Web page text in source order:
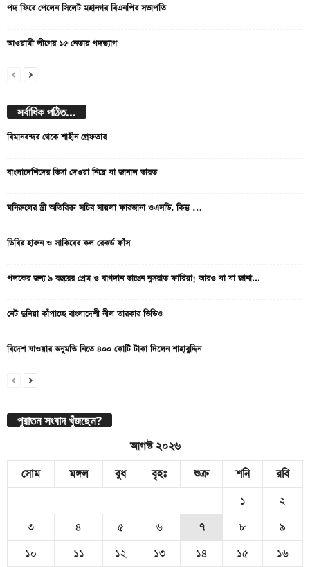
পদ ফিরে পেলেন সিলেট মহানগর বিএনপির সভাপতি
আওয়ামী লীগের ১৫ নেতার পদত্যাগ
সর্বাধিক পঠিত...
বিমানবন্দর থেকে শাহীন গ্রেফতার
বাংলাদেশিদের ভিসা দেওয়া নিয়ে যা জানাল ভারত
মনিরুলের স্ত্রী অতিরিক্ত সচিব সায়লা ফারজানা ওএসডি, কিন্তু …
ডিবির হারুন ও সাকিবের কল রেকর্ড ফাঁস
পলকের জন্য ৯ বছরের প্রেম ও বাগদান ভাঙেন নুসরাত ফারিয়া! আরও যা যা জানা...
নেট দুনিয়া কাঁপাচ্ছে বাংলাদেশী নীল তারকার ভিডিও
বিদেশ যাওয়ার অনুমতি নিতে ৪০০ কোটি টাকা দিলেন শাহাবুদ্দিন
পুরাতন সংবাদ খুঁজছেন?
আগস্ট ২০২৬
সোম
মঙ্গল বুধ বৃহঃ শুক্র শনি
রবি
১
২
৩
৪ ৫ ৬ ৭ ৮
৯
১০
১১ ১২ ১৩ ১৪ ১৫ ১৬